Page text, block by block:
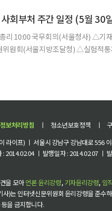
회부처 주간 일정 (5월 30
위원회(서울지방조달청) △실험적통
보처리방침 ㅣ 청소년보호정책 ㅣ
라이프) ㅣ 서울시 강남구 강남대로 556
2014.02.04 ㅣ 발행일자 : 2014.02.07 ㅣ
을 모아언론 윤리강령, 기자윤리강령, 임
)는 인터넷신문위원회 윤리강령을 준수
을 금지합니다.